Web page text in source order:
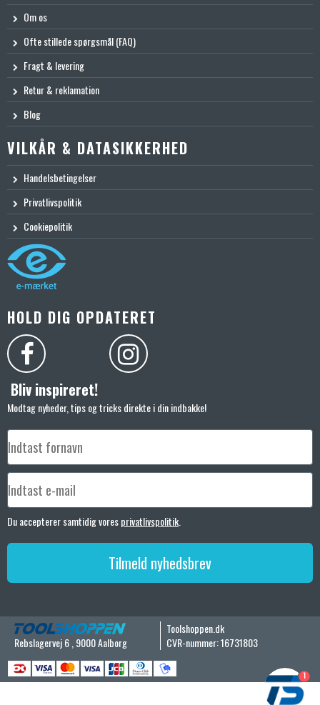
Om os
Ofte stillede spørgsmål (FAQ)
Fragt & levering
Retur & reklamation
Blog
VILKÅR & DATASIKKERHED
Handelsbetingelser
Privatlivspolitik
Cookiepolitik
HOLD DIG OPDATERET
Bliv inspireret!
Modtag nyheder, tips og tricks direkte i din indbakke!
Du accepterer samtidig voresprivatlivspolitik
Tilmeld nyhedsbrev
Toolshoppen.dk
Rebslagervej 6 9000 Aalborg CVR-nummer:16731803
1